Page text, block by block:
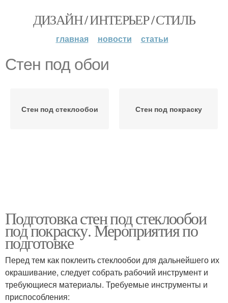
ДИЗАЙН / ИНТЕРЬЕР / СТИЛЬ
главная новости статьи
Стен под обои
Стен под стеклообои Стен под покраску
Подготовка стен под стеклообои
под покраску. Мероприятия по
подготовке
Перед тем как поклеить стеклообои для дальнейшего их
окрашивание, следует собрать рабочий инструмент и
требующиеся материалы. Требуемые инструменты и
приспособления: